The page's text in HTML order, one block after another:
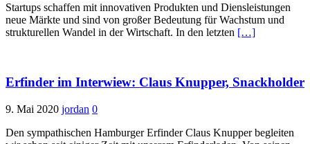
Startups schaffen mit innovativen Produkten und Diensleistungen
neue Märkte und sind von großer Bedeutung für Wachstum und
strukturellen Wandel in der Wirtschaft. In den letzten […]
Erfinder im Interwiew: Claus Knupper, Snackholder
9. Mai 2020 jordan 0
Den sympathischen Hamburger Erfinder Claus Knupper begleiten